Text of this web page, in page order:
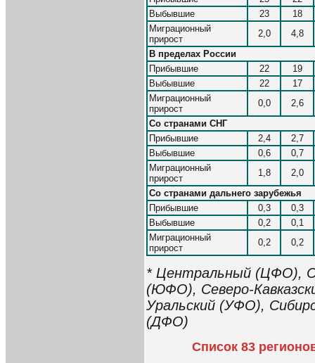
Выбывшие
23
18
Миграционный
прирост
2,0
4,8
В пределах России
Прибывшие
22
19
Выбывшие
22
17
Миграционный
прирост
0,0
2,6
Со странами СНГ
Прибывшие
2,4
2,7
Выбывшие
0,6
0,7
Миграционный
прирост
1,8
2,0
Со странами дальнего зарубежья
Прибывшие
0,3
0,3
Выбывшие
0,2
0,1
Миграционный
прирост
0,2 0,2
* Центральный (ЦФО),
(ЮФО), Северо-
Уральский (УФО),
(ДФО)
Список 83